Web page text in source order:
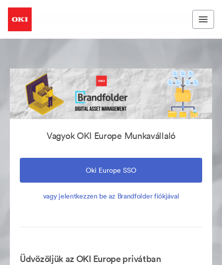
Vagyok OKI Europe Munkavállaló
Oki Europe SSO
vagy jelentkezzen be az Brandfolder fiókjával
Üdvözöljük az OKI Europe privátban